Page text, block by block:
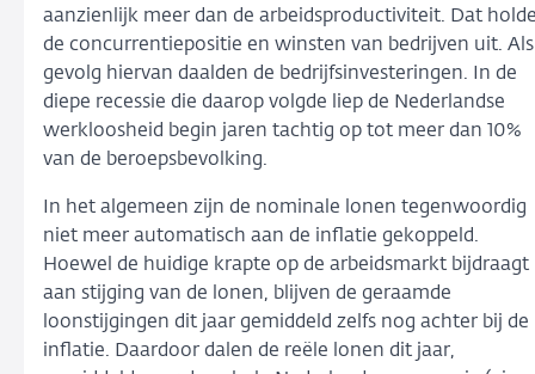
aanzienlijk meer dan de arbeidsproductiviteit. Dat
de concurrentiepositie en winsten van bedrijven uit. Als
gevolg hiervan daalden de bedrijfsinvesteringen. In de
diepe recessie die daarop volgde liep de Nederlandse
werkloosheid begin jaren tachtig op tot meer dan 10%
van de beroepsbevolking.
In het algemeen zijn de nominale lonen tegenwoordig
niet meer automatisch aan de inflatie gekoppeld.
Hoewel de huidige krapte op de arbeidsmarkt bijdraagt
aan stijging van de lonen, blijven de geraamde
loonstijgingen dit jaar gemiddeld zelfs nog achter bij de
inflatie. Daardoor dalen de reële lonen dit jaar,